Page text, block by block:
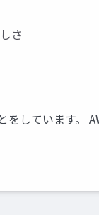
さ
しています。